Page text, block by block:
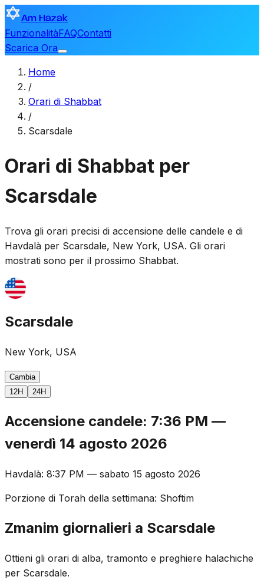
Am Hazak
FunzionalitàFAQContatti
Scarica Ora
Home
/
Orari di Shabbat
/
Scarsdale
Orari di Shabbat per
Scarsdale
Trova gli orari precisi di accensione delle candele e di
Havdalà per Scarsdale, New York, USA. Gli orari
mostrati sono per il prossimo Shabbat.
Scarsdale
New York, USA
Cambia
12H
24H
Accensione candele: 7:36 PM —
venerdì 14 agosto 2026
Havdalà: 8:37 PM — sabato 15 agosto 2026
Porzione di Torah della settimana: Shoftim
Zmanim giornalieri a Scarsdale
Ottieni gli orari di alba, tramonto e preghiere halachiche
per Scarsdale.